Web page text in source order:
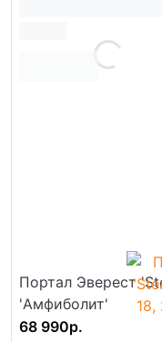
Портал Эверест
'Амфиболит'
68 990р.